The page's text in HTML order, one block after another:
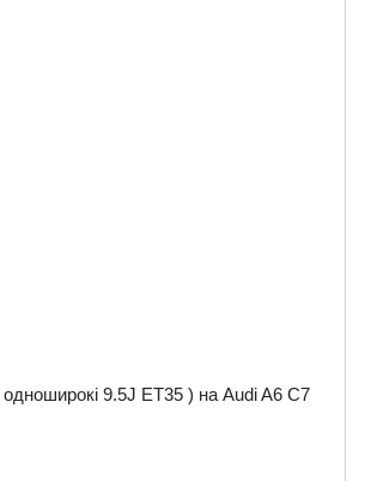
9.5J ET35 ) на Audi A6 C7